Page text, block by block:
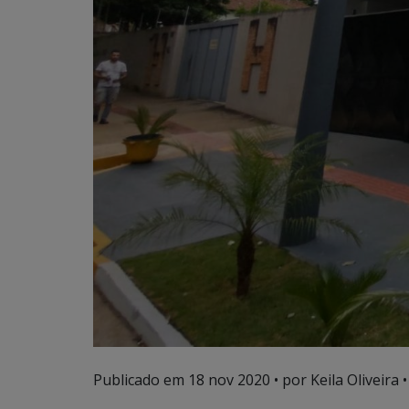
Publicado em 18 nov 2020 • por Keila Oliveira •